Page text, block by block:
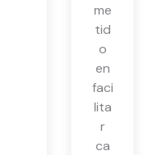
me
tid
o
en
faci
lita
r
ca